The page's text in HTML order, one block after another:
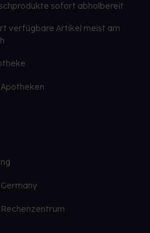
sofort abholbereit
verfügbare Artikel meist am